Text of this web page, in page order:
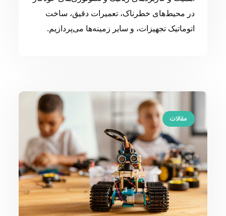
در محیط‌های خطرناک، تعمیرات دقیق، ساخت
اتوماتیک تجهیزات، و سایر زمینه‌ها می‌پردازیم.
مقالات